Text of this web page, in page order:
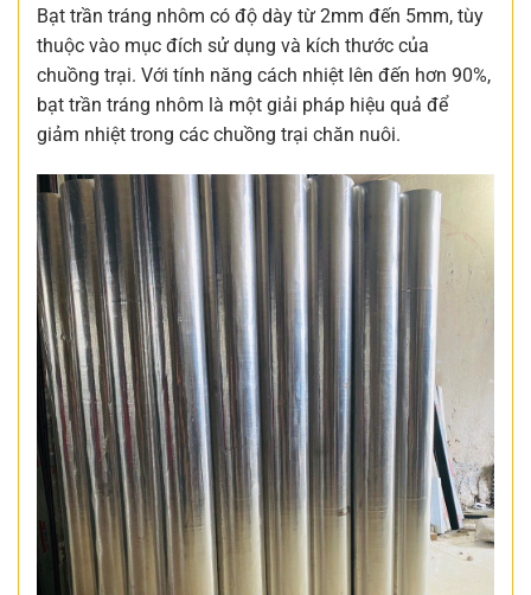
Bạt trần tráng nhôm có độ dày từ 2mm đến 5mm, tùy
thuộc vào mục đích sử dụng và kích thước của
chuồng trại. Với tính năng cách nhiệt lên đến hơn 90%,
bạt trần tráng nhôm là một giải pháp hiệu quả để
giảm nhiệt trong các chuồng trại chăn nuôi.